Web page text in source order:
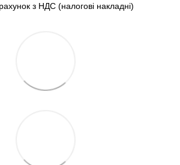
з НДС (налогові накладні)